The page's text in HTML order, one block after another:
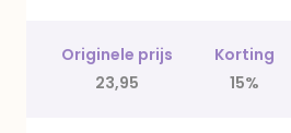
Originele prijs Korting
23,95
15%